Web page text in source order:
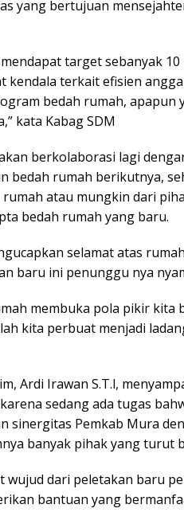
yang bertujuan
target sebanyak
kendala terkait efisien
bedah rumah, apapun
kata Kabag SDM
berkolaborasi lagi
bedah rumah berikutnya,
atau mungkin dari
bedah rumah yang baru.
selamat atas
baru ini penunggu nya
membuka pola pikir kita
kita perbuat menjadi
Ardi Irawan S.T.l,
sedang ada tugas
sinergitas Pemkab Mura
banyak pihak yang turut
wujud dari peletakan baru
bantuan yang